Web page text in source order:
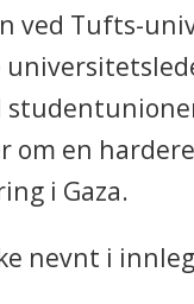
ved Tufts-
om en
i Gaza.
nevnt i